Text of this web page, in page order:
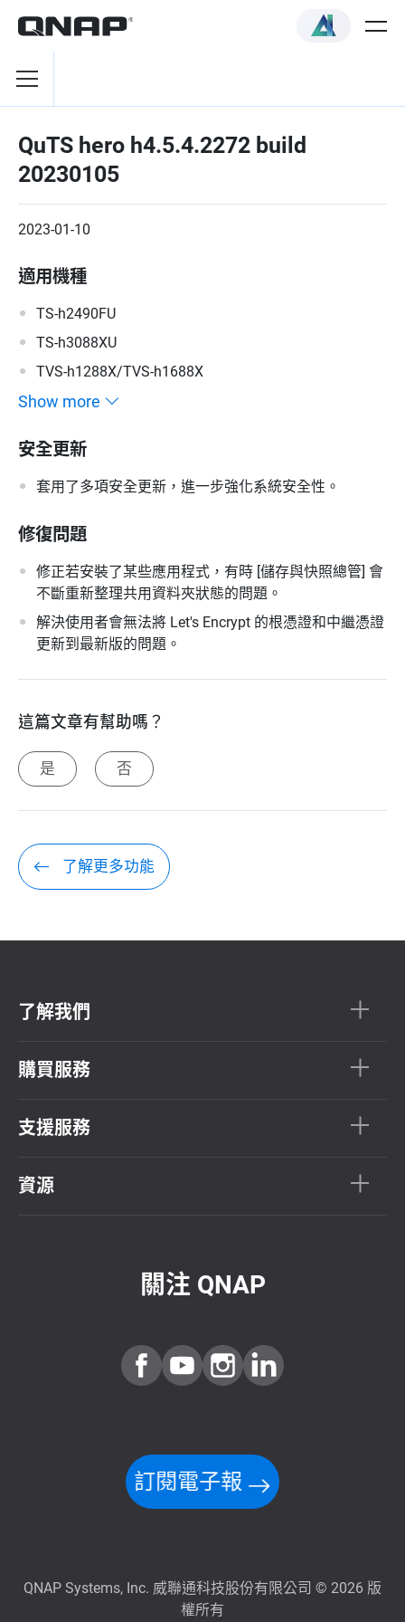
QuTS hero h4.5.4.2272 build
20230105
2023-01-10
適用機種
TS-h2490FU
TS-h3088XU
TVS-h1288X/TVS-h1688X
Show more
安全更新
套用了多項安全更新，進一步強化系統安全性。
修復問題
修正若安裝了某些應用程式，有時 [儲存與快照總管] 會
不斷重新整理共用資料夾狀態的問題。
解決使用者會無法將 Let's Encrypt 的根憑證和中繼憑證
更新到最新版的問題。
這篇文章有幫助嗎？
是 否
了解更多功能
了解我們
購買服務
支援服務
資源
關注 QNAP
訂閱電子報
QNAP Systems, Inc. 威聯通科技股份有限公司 © 2026 版
權所有